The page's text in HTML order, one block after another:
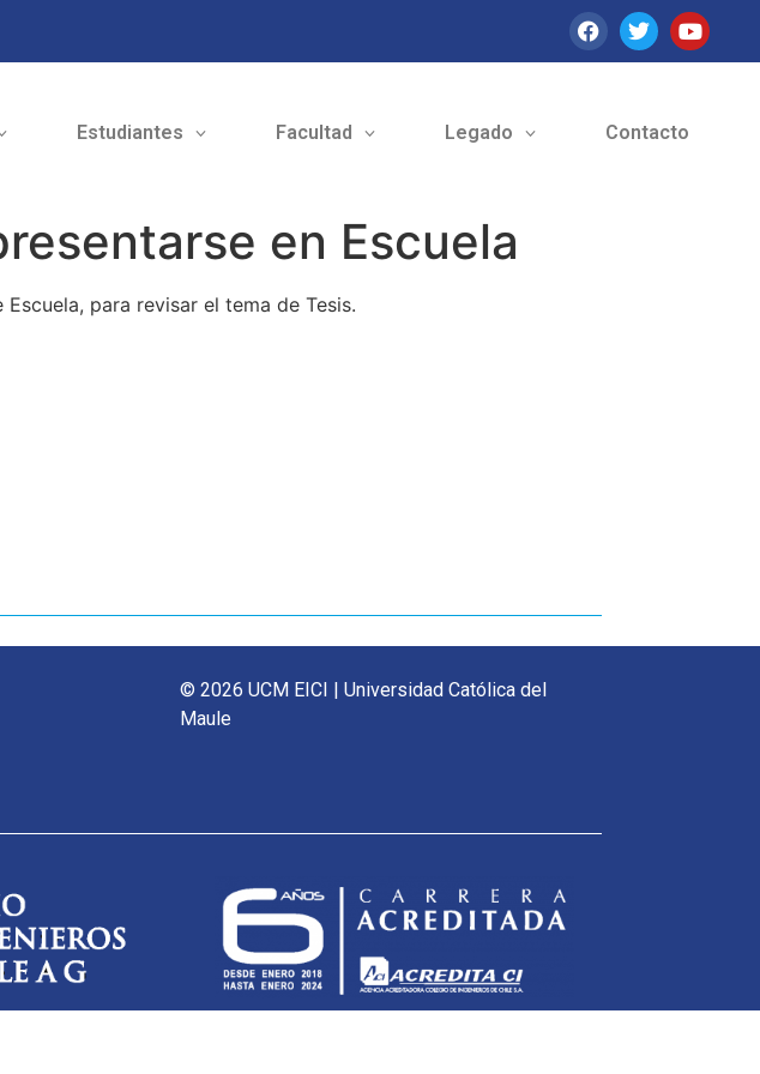
Estudiantes Facultad Legado Contacto
en Escuela
para revisar el tema de Tesis.
© 2026 UCM EICI | Universidad Católica del
Maule